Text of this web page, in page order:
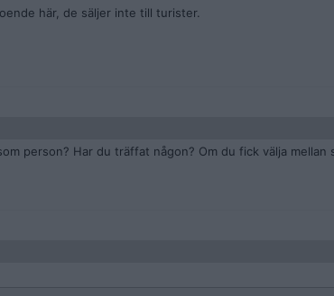
här, de säljer inte till turister.
person? Har du träffat någon? Om du fick välja mellan